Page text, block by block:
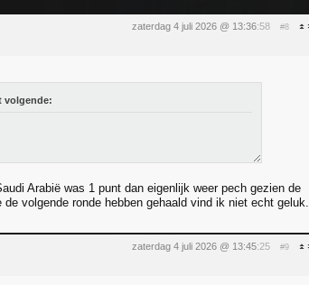
zaterdag 4 juli 2026 @ 13:36:58 #8
volgende:
Arabië was 1 punt dan eigenlijk weer pech gezien de
volgende ronde hebben gehaald vind ik niet echt geluk.
zaterdag 4 juli 2026 @ 13:45:25 #9